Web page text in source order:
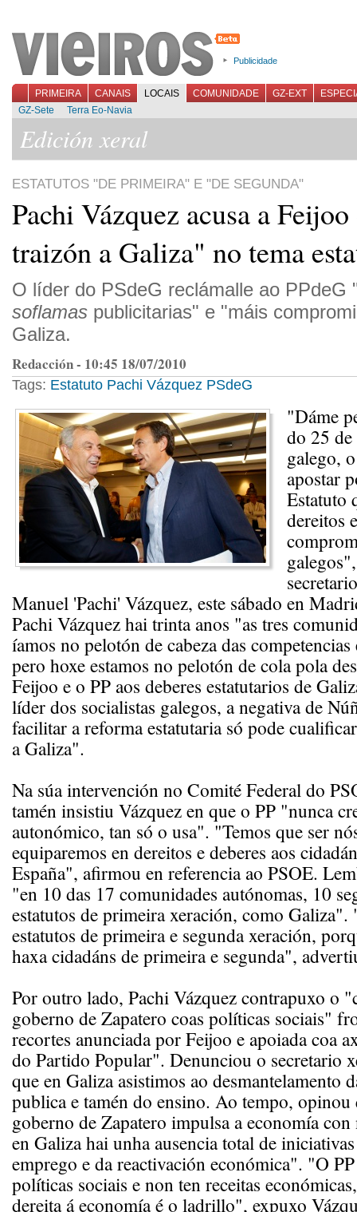
Publicidade
PRIMEIRA CANAIS LOCAIS COMUNIDADE GZ-EXT
GZ-Sete
Terra Eo-Navia
Edición xeral
ESTATUTOS "DE PRIMEIRA" E "DE SEGUNDA"
Pachi Vázquez acusa a
traizón a Galiza" no tema
O líder do PSdeG reclámalle ao PPdeG
soflamas publicitarias" e "máis
Galiza.
Redacción - 10:45 18/07/2010
Tags: Estatuto Pachi Vázquez PSdeG
"Dáme
do 25
galego,
apostar
Estatuto
dereitos
Manuel 'Pachi' Vázquez, este sábado en
Pachi Vázquez hai trinta anos "as tres
íamos no pelotón de cabeza das
pero hoxe estamos no pelotón de cola pola
Feijoo e o PP aos deberes estatutarios de
líder dos socialistas galegos, a negativa de
facilitar a reforma estatutaria só pode
a Galiza".
Na súa intervención no Comité Federal do
tamén insistiu Vázquez en que o PP "nunca
autonómico, tan só o usa". "Temos que ser
equiparemos en dereitos e deberes aos
España", afirmou en referencia ao PSOE.
"en 10 das 17 comunidades autónomas, 10
estatutos de primeira xeración, como
estatutos de primeira e segunda xeración,
haxa cidadáns de primeira e segunda",
Por outro lado, Pachi Vázquez contrapuxo o
goberno de Zapatero coas políticas sociais"
recortes anunciada por Feijoo e apoiada coa
do Partido Popular". Denunciou o secretario
que en Galiza asistimos ao desmantelamento
publica e tamén do ensino. Ao tempo, opinou
goberno de Zapatero impulsa a economía con
en Galiza hai unha ausencia total de
emprego e da reactivación económica". "O PP
políticas sociais e non ten receitas
dereita á economía é o ladrillo", expuxo